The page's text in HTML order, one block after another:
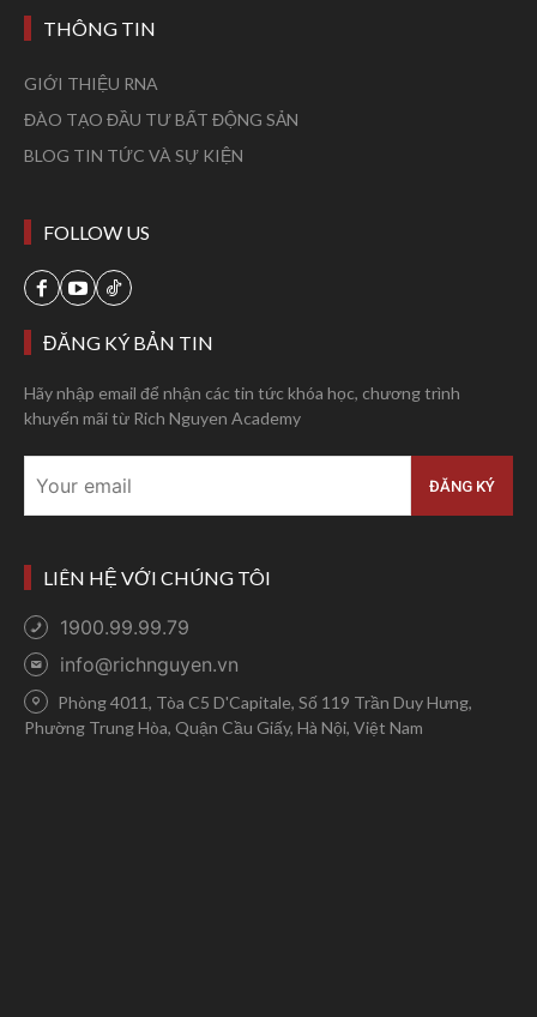
THÔNG TIN
GIỚI THIỆU RNA
ĐÀO TẠO ĐẦU TƯ BẤT ĐỘNG SẢN
BLOG TIN TỨC VÀ SỰ KIỆN
FOLLOW US
ĐĂNG KÝ BẢN TIN
Hãy nhập email để nhận các tin tức khóa học, chương trình
khuyến mãi từ Rich Nguyen Academy
LIÊN HỆ VỚI CHÚNG TÔI
1900.99.99.79
info@richnguyen.vn
Phòng 4011, Tòa C5 D'Capitale, Số 119 Trần Duy Hưng,
Phường Trung Hòa, Quận Cầu Giấy, Hà Nội, Việt Nam